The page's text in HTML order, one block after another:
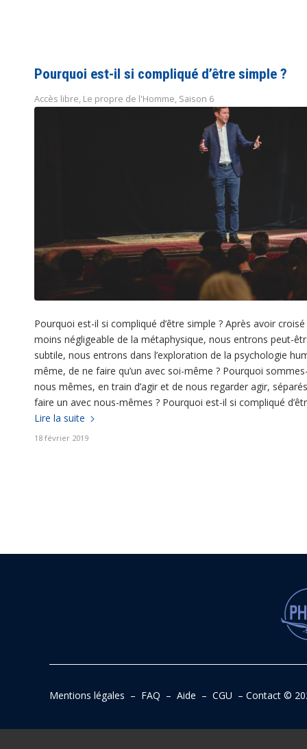
Pourquoi est-il si compliqué d’être simple ?
Accès libre, Le propre de l'Homme, Saison 6
Pourquoi est-il si compliqué d’être simple ? Après avoir
moins négligeable de la métaphysique, nous entrons peut-
subtile, nous entrons dans l’exploration de la psychologie
même, de ne faire qu’un avec soi-même ? Pourquoi
nous mêmes, en train d’agir et de nous regarder agir,
faire un avec nous-mêmes ? Pourquoi est-il si compliqué
Lire la suite
18 février 2019
Mentions légales – FAQ – Aide – CGU – Contact©